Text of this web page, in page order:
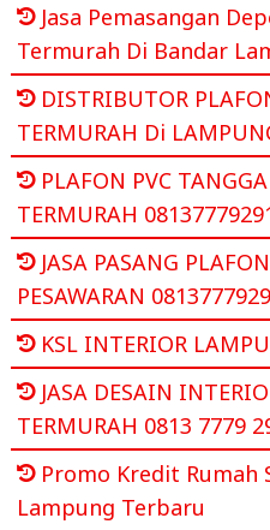
Jasa Pemasangan
Termurah Di Bandar
DISTRIBUTOR
TERMURAH Di
PLAFON PVC
TERMURAH
JASA PASANG
PESAWARAN
KSL INTERIOR
JASA DESAIN
TERMURAH 0813 7779
Promo Kredit Rumah
Lampung Terbaru